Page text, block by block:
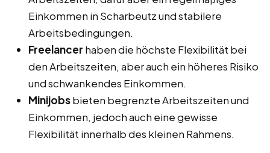
Einkommen in Scharbeutz und stabilere
Arbeitsbedingungen.
Freelancer haben die höchste Flexibilität bei
den Arbeitszeiten, aber auch ein höheres Risiko
und schwankendes Einkommen.
Minijobsbieten begrenzte Arbeitszeiten und
Einkommen, jedoch auch eine gewisse
Flexibilität innerhalb des kleinen Rahmens.